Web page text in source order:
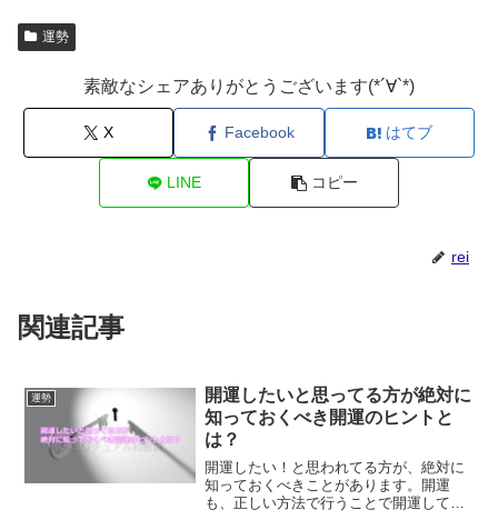
運勢
素敵なシェアありがとうございます(*´∀`*)
X Facebook はてブ
LINE コピー
rei
関連記事
運勢
開運したいと思ってる方が絶対に
知っておくべき開運のヒントと
は？
開運したい！と思われてる方が、絶対に
知っておくべきことがあります。開運
も、正しい方法で行うことで開運してい